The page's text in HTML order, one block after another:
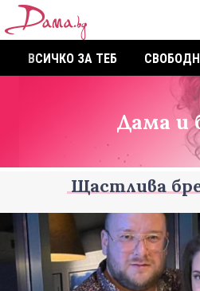
ВСИЧКО ЗА ТЕБ
Дама и
Щастлива